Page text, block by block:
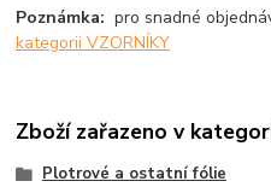
Poznámka: pro snadné
kategorii VZORNÍKY
Zboží zařazeno v
Plotrové a ostatní fólie